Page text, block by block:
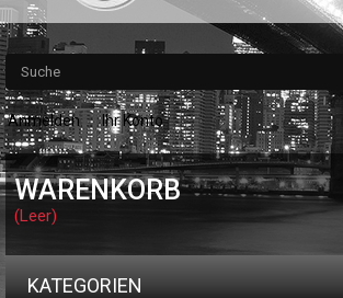
Anmelden Ihr Konto
WARENKORB
(Leer)
KATEGORIEN